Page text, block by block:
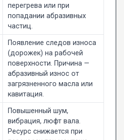
перегрева или при
попадании абразивных
частиц.
Появление следов износа
(дорожек) на рабочей
поверхности. Причина —
абразивный износ от
загрязненного масла или
кавитация.
Повышенный шум,
вибрация, люфт вала.
Ресурс снижается при